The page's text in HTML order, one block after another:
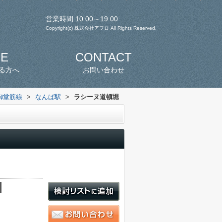
営業時間 10:00～19:00
Copyright(c) 株式会社アフロ All Rights Reserved.
方へ
CONTACT
お問い合わせ
堂筋線 > なんば駅 > ラシーヌ道頓堀